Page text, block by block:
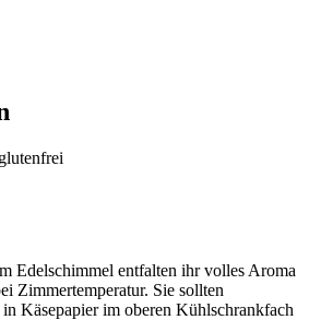
Edelschimmel entfalten ihr volles Aroma
Zimmertemperatur. Sie sollten
Käsepapier im oberen Kühlschrankfach